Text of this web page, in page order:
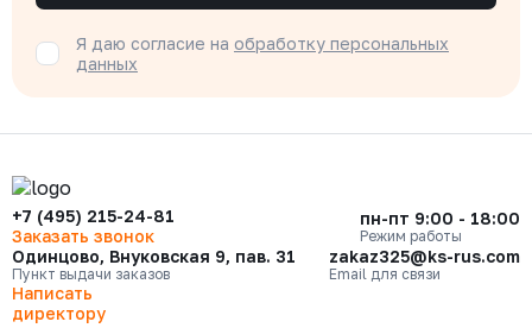
Я даю согласие на обработку персональных
данных
+7 (495) 215-24-81
Заказать звонок
пн-пт 9:00 - 18:00
Режим работы
Одинцово, Внуковская 9, пав. 31
Пункт выдачи заказов
zakaz325@ks-rus.com
Email для связи
Написать
директору